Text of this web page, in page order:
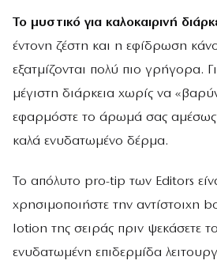
Το μυστικό για καλοκαιρινή
έντονη ζέστη και η εφίδρωση
εξατμίζονται πολύ πιο γρήγορα.
μέγιστη διάρκεια χωρίς να
εφαρμόστε το άρωμά σας αμέσως
καλά ενυδατωμένο δέρμα.
Το απόλυτο pro-tip των Editors
χρησιμοποιήστε την αντίστοιχη
lotion της σειράς πριν ψεκάσετε
ενυδατωμένη επιδερμίδα